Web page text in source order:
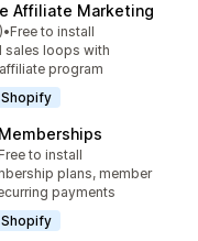
Affiliate Marketing
•Free to install
sales loops with
program
to install
plans, member
payments